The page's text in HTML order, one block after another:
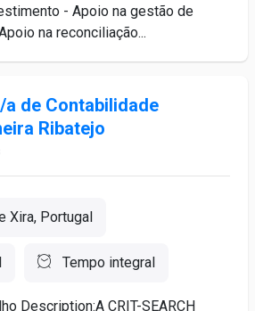
- Apoio na gestão de
na reconciliação...
de Contabilidade
Ribatejo
Xira, Portugal
Tempo integral
Description:A CRIT-SEARCH